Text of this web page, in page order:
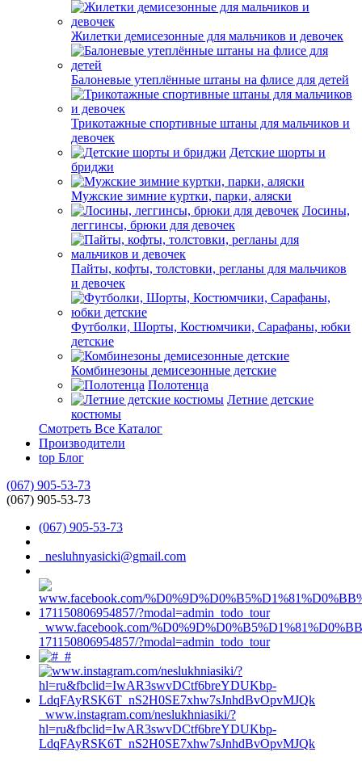
Жилетки демисезонные для мальчиков и девочек
Балоневые утеплённые штаны на флисе для детей
Трикотажные спортивные штаны для мальчиков и
девочек
Детские шорты и
бриджи
Мужские зимние куртки, парки, аляски
Лосины,
леггинсы, брюки для девочек
Пайты, кофты, толстовки, регланы для мальчиков
и девочек
Футболки, Шорты, Костюмчики, Сарафаны, юбки
детские
Комбинезоны демисезонные детские
Полотенца
Летние детские
костюмы
Смотреть Все Каталог
Производители
top Блог
(067) 905-53-73
(067) 905-53-73
(067) 905-53-73
nesluhnyasicki@gmail.com
www.facebook.com/
171150806954857/?modal=admin_todo_tour
#
www.instagram.com/neslukhniasiki/?
hl=ru&fbclid=IwAR3swvDCtf6breYDUKbp-
LdqFAyRSK6T_nS2H0SE7xhw7sJnhdBvOpvMJQk